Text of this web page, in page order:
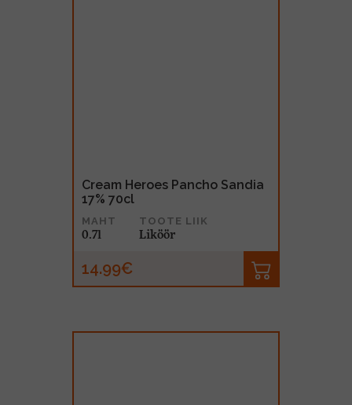
Cream Heroes Pancho Sandia
17% 70cl
MAHT
0.7l
TOOTE LIIK
Liköör
14.99€